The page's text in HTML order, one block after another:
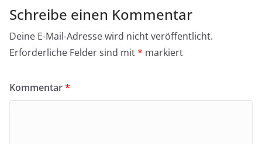
Schreibe einen Kommentar
Deine E-Mail-Adresse wird nicht veröffentlicht.
Erforderliche Felder sind mit* markiert
Kommentar*